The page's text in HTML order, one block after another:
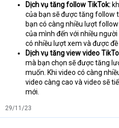
Dịch vụ tăng follow TikTok:
của bạn sẽ được tăng follow
bạn có càng nhiều lượt
của mình đến với nhiều
có nhiều lượt xem và được
Dịch vụ tăng view video
mà bạn chọn sẽ được tăng
muốn. Khi video có càng
video càng cao và video sẽ
mới.
29/11/23